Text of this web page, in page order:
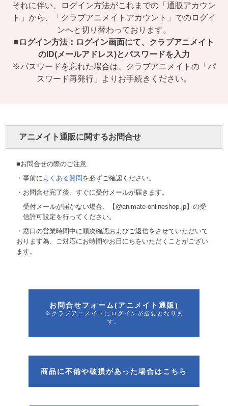
それに伴い、ログイン方法がこれまでの「通販アカウン
ト」から、「クラブアニメイトアカウント」でのログイ
ンへと切り替わっております。
■ログイン方法：ログイン画面にて、クラブアニメイト
のID(メールアドレス)とパスワードを入力
※パスワードを忘れた場合は、クラブアニメイトの「パ
スワード再発行」よりお手続きください。
アニメイト通販に関するお問合せ
■お問合せの際のご注意
・事前に よくある質問を必ずご確認ください。
・お問合せ完了後、すぐに受付メールが届きます。
受付メールが届かない場合、【@animate-onlineshop.jp】の受
信許可設定を行ってください。
・窓口の営業時間中に順次確認およびご返信をさせていただいて
おります為、ご対応にお時間やお日にちをいただくことがござい
ます。
お問合せフォーム(アニメイト通販)
※クラブアニメイトにログインが必要となりま
す。
商品に不備や破損があった場合はこちら